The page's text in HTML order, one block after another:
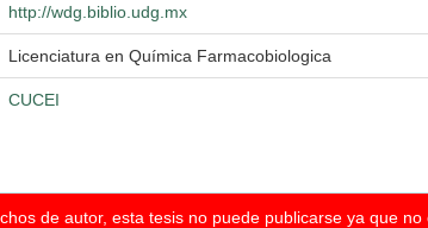
http://wdg.biblio.udg.mx
Licenciatura en Química Farmacobiologica
CUCEI
de autor, esta tesis no puede publicarse ya que